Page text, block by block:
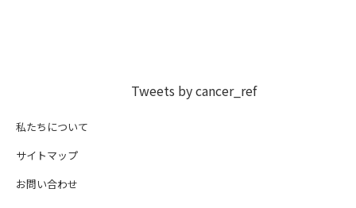
Tweets by cancer_ref
私たちについて
サイトマップ
お問い合わせ